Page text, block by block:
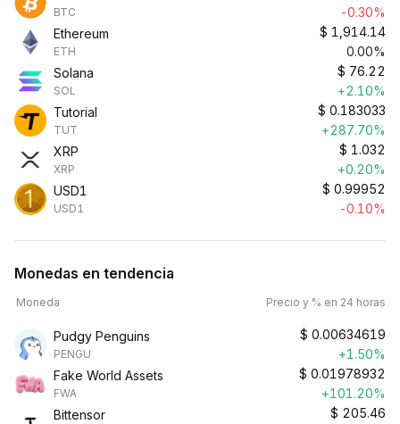
BTC
-0.30%
Ethereum
ETH
$ 1,914.14
0.00%
Solana
SOL
$ 76.22
+2.10%
Tutorial
TUT
$ 0.183033
+287.70%
XRP
XRP
$ 1.032
+0.20%
USD1
USD1
$ 0.99952
-0.10%
Monedas en tendencia
Moneda Precio y % en 24 horas
Pudgy Penguins
PENGU
$ 0.00634619
+1.50%
Fake World Assets
FWA
$ 0.01978932
+101.20%
Bittensor
$ 205.46